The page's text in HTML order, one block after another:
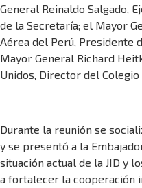
General Reinaldo Salgado,
de la Secretaría; el Mayor
Aérea del Perú, Presidente
Mayor General Richard
Unidos, Director del
Durante la reunión se
y se presentó a la
situación actual de la JID y
a fortalecer la cooperación